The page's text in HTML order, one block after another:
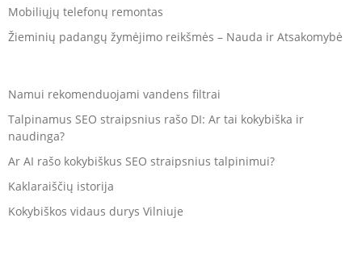
Mobiliųjų telefonų remontas
Žieminių padangų žymėjimo reikšmės – Nauda ir Atsakomybė
Namui rekomenduojami vandens filtrai
Talpinamus SEO straipsnius rašo DI: Ar tai kokybiška ir
naudinga?
Ar AI rašo kokybiškus SEO straipsnius talpinimui?
Kaklaraiščių istorija
Kokybiškos vidaus durys Vilniuje